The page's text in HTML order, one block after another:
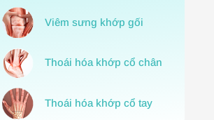
Viêm sưng khớp gối
Thoái hóa khớp cổ chân
Thoái hóa khớp cổ tay